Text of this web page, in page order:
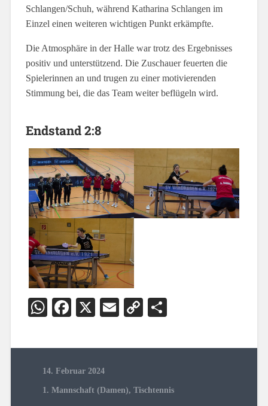
Schlangen/Schuh, während Katharina Schlangen im
Einzel einen weiteren wichtigen Punkt erkämpfte.
Die Atmosphäre in der Halle war trotz des Ergebnisses
positiv und unterstützend. Die Zuschauer feuerten die
Spielerinnen an und trugen zu einer motivierenden
Stimmung bei, die das Team weiter beflügeln wird.
Endstand 2:8
WhatsApp
Facebook
X EmailCopy
14. Februar 2024
1. Mannschaft (Damen), Tischtennis